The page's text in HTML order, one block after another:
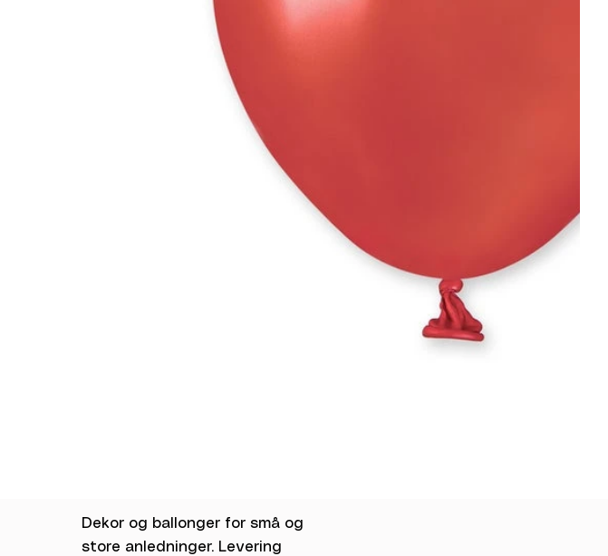
Dekor og ballonger for små og
store anledninger. Levering